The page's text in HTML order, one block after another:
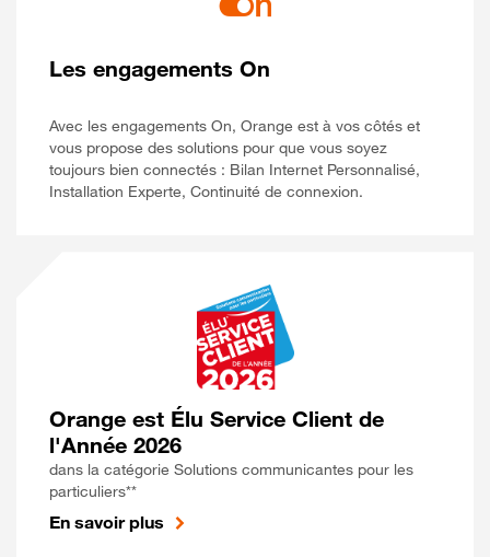
Les engagements On
Avec les engagements On, Orange est à vos côtés et
vous propose des solutions pour que vous soyez
toujours bien connectés : Bilan Internet Personnalisé,
Installation Experte, Continuité de connexion.
Orange est Élu Service Client de
l'Année 2026
dans la catégorie Solutions communicantes pour les
particuliers**
En savoir plus